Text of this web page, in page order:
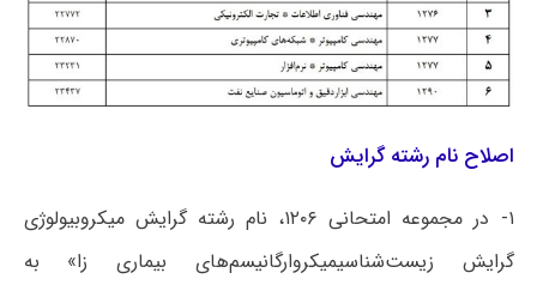
اصلاح نام رشته گرایش
۱- در مجموعه امتحانی ۱۲۰۶، نام رشته گرایش میکروبیولوژی
گرایش زیست‌شناسیمیکروارگانیسم‌های بیماری زا» به